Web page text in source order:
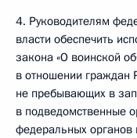
4. Руководителям
власти обеспечить
закона «О воинской
в отношении граждан
не пребывающих в
в подведомственные
федеральных органов